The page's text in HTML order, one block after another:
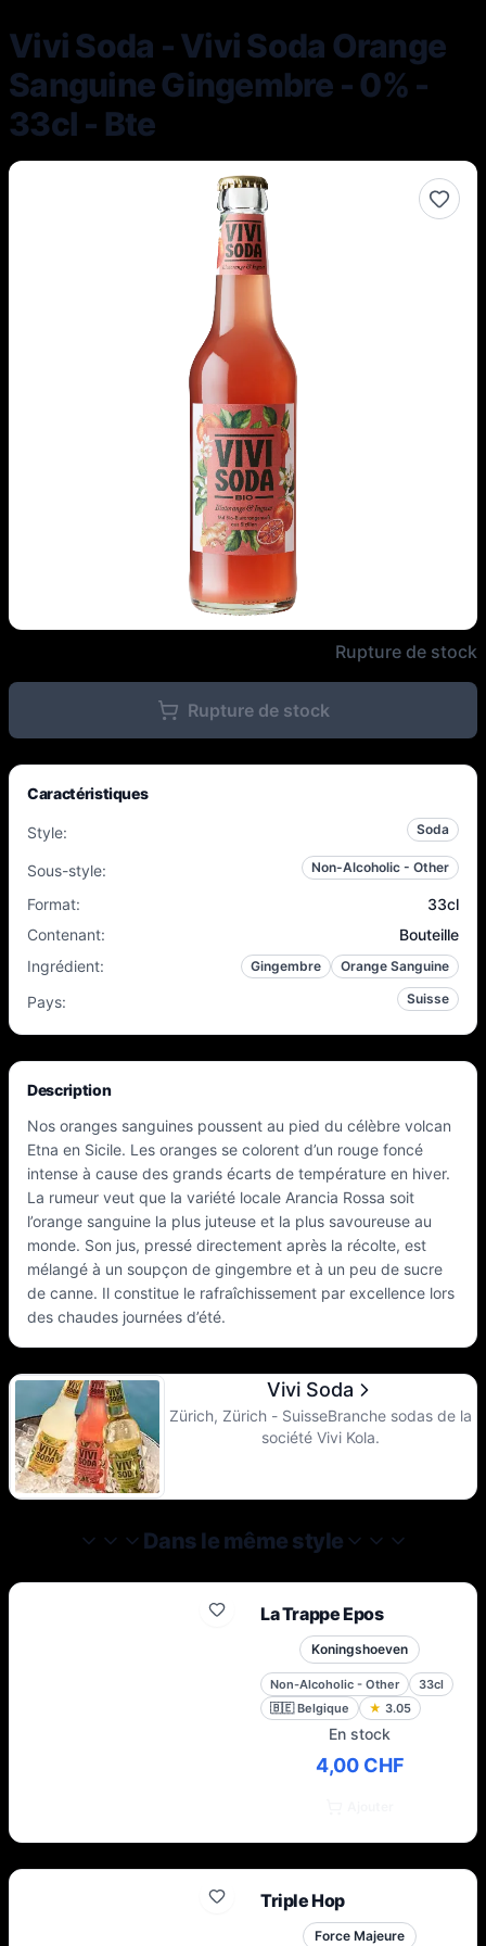
Vivi Soda - Vivi Soda Orange
Sanguine Gingembre - 0% -
33cl - Bte
Vivi Soda - Vivi Soda Orange
Rupture de stock
Rupture de stock
Caractéristiques
Style: Soda
Sous-style: Non-Alcoholic - Other
Format:
33cl
Contenant:
Bouteille
Ingrédient: Gingembre Orange Sanguine
Pays: Suisse
Description
Nos oranges sanguines poussent au pied du célèbre volcan
Etna en Sicile. Les oranges se colorent d’un rouge foncé
intense à cause des grands écarts de température en hiver.
La rumeur veut que la variété locale Arancia Rossa soit
l’orange sanguine la plus juteuse et la plus savoureuse au
monde. Son jus, pressé directement après la récolte, est
mélangé à un soupçon de gingembre et à un peu de sucre
de canne. Il constitue le rafraîchissement par excellence lors
des chaudes journées d’été.
Vivi Soda
Zürich, Zürich - SuisseBranche sodas de la
société Vivi Kola.
Dans le même style
La Trappe Epos
Koningshoeven
Non-Alcoholic - Other
33cl
🇧🇪 Belgique ★ 3.05
En stock
4,00 CHF
Triple Hop
Force Majeure